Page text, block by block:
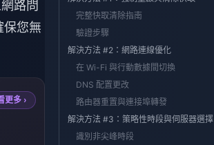
路問
保您無
更多 ›
完整快取清除指南
驗證步驟
解決方法 #2：網路連線優化
在 Wi-Fi 與行動數據間切換
DNS 配置更改
路由器重置與連接埠轉發
解決方法 #3：策略性時段與伺服器選擇
識別非尖峰時段